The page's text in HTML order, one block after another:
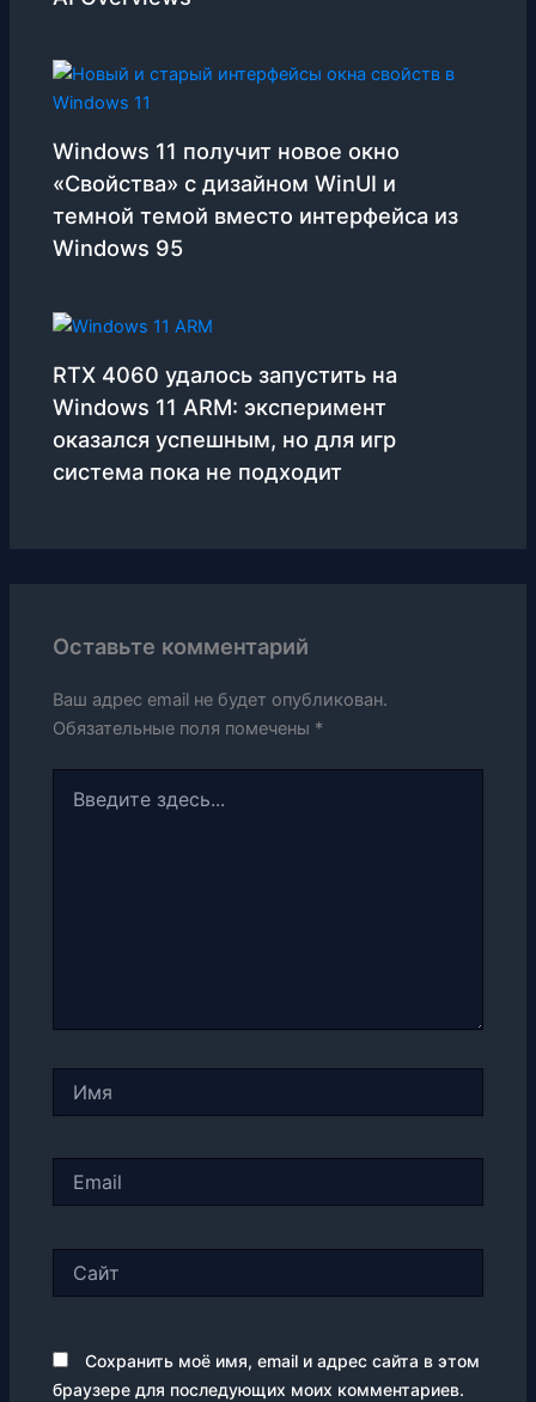
Windows 11 получит новое окно
«Свойства» с дизайном WinUI и
темной темой вместо интерфейса из
Windows 95
RTX 4060 удалось запустить на
Windows 11 ARM: эксперимент
оказался успешным, но для игр
система пока не подходит
Оставьте комментарий
Ваш адрес email не будет опубликован.
Обязательные поля помечены *
здесь...
Сохранить моё имя, email и адрес сайта в этом
браузере для последующих моих комментариев.